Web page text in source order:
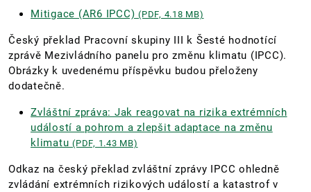
Mitigace (AR6 IPCC) (PDF, 4.18 MB)
Český překlad Pracovní skupiny III k Šesté hodnotící
zprávě Mezivládního panelu pro změnu klimatu (IPCC).
Obrázky k uvedenému příspěvku budou přeloženy
dodatečně.
Zvláštní zpráva: Jak reagovat na rizika extrémních
událostí a pohrom a zlepšit adaptace na změnu
klimatu (PDF, 1.43 MB)
Odkaz na český překlad zvláštní zprávy IPCC ohledně
zvládání extrémních rizikových událostí a katastrof v